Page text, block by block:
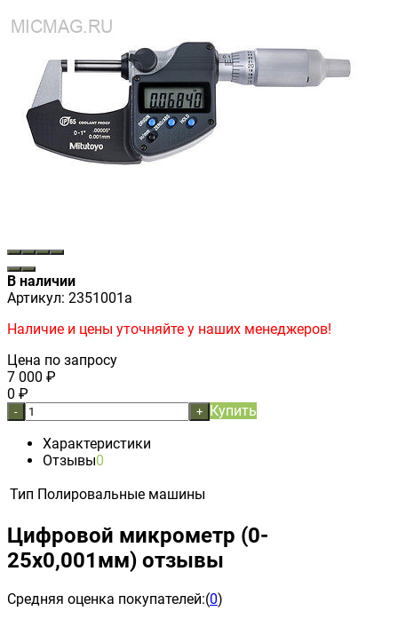
В наличии
Артикул: 2351001a
Наличие и цены уточняйте у наших менеджеров!
Цена по запросу
7 000 ₽
0 ₽
- + Купить
Характеристики
Отзывы0
Тип Полировальные машины
Цифровой микрометр (0-
25х0,001мм) отзывы
Средняя оценка покупателей:(0)